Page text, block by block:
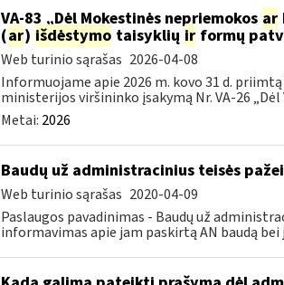
VA-83 „Dėl Mokestinės nepriemokos ar
(ar) išdėstymo taisyklių irformų
Web turinio sąrašas 2026-04-08
Informuojame apie 2026 m. kovo 31 d.
ministerijos viršininko įsakymą Nr. VA-26 „Dėl
Metai: 2026
Baudų už administracinius teisės
Web turinio sąrašas 2020-04-09
Paslaugos pavadinimas - Baudų už
informavimas apie jam paskirtą AN baudą